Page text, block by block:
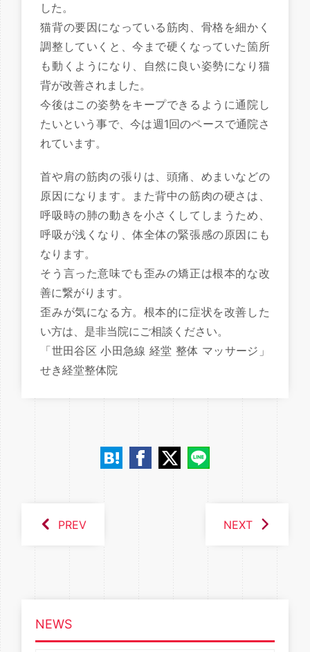
した。
猫背の要因になっている筋肉、骨格を細かく
調整していくと、今まで硬くなっていた箇所
も動くようになり、自然に良い姿勢になり猫
背が改善されました。
今後はこの姿勢をキープできるように通院し
たいという事で、今は週1回のペースで通院さ
れています。
首や肩の筋肉の張りは、頭痛、めまいなどの
原因になります。また背中の筋肉の硬さは、
呼吸時の肺の動きを小さくしてしまうため、
呼吸が浅くなり、体全体の緊張感の原因にも
なります。
そう言った意味でも歪みの矯正は根本的な改
善に繋がります。
歪みが気になる方。根本的に症状を改善した
い方は、是非当院にご相談ください。
「世田谷区 小田急線 経堂 整体 マッサージ」
せき経堂整体院
PREV NEXT
NEWS